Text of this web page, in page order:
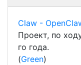
Claw -
Проект, по
го года.
(Green)